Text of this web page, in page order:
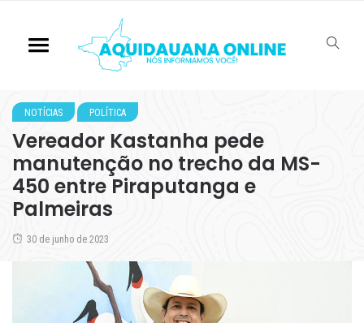
NOTÍCIAS POLÍTICA
Vereador Kastanha pede
manutenção no trecho da MS-
450 entre Piraputanga e
Palmeiras
30 de junho de 2023